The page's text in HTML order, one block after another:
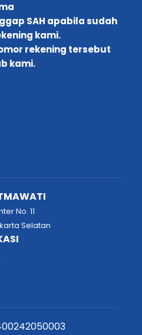
SAH apabila sudah
kami.
rekening tersebut
kami.
No. 11
Selatan